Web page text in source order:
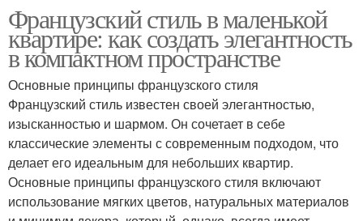
Французский стиль в маленькой
квартире: как создать элегантность
в компактном пространстве
Основные принципы французского стиля
Французский стиль известен своей элегантностью,
изысканностью и шармом. Он сочетает в себе
классические элементы с современным подходом, что
делает его идеальным для небольших квартир.
Основные принципы французского стиля включают
использование мягких цветов, натуральных материалов